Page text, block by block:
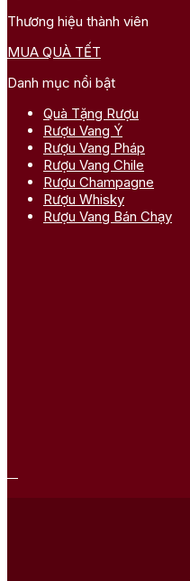
Thương hiệu thành viên
MUA QUÀ TẾT
Danh mục nổi bật
Quà Tặng Rượu
Rượu Vang Ý
Rượu Vang Pháp
Rượu Vang Chile
Rượu Champagne
Rượu Whisky
Rượu Vang Bán Chạy